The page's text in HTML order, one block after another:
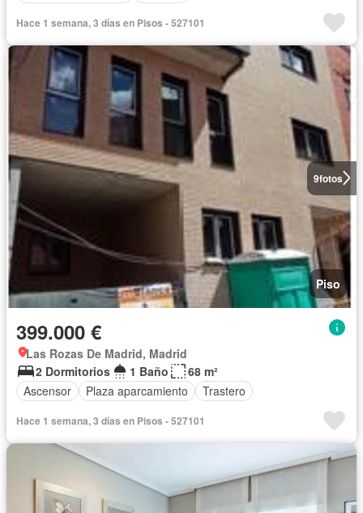
Hace 1 semana, 3 días en Pisos - 527101
9fotos
Piso
399.000 €
Las Rozas De Madrid, Madrid
2 Dormitorios
1 Baño
68 m²
Ascensor
Plaza aparcamiento Trastero
Hace 1 semana, 3 días en Pisos - 527101